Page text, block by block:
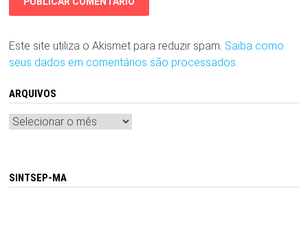
Este site utiliza o Akismet para reduzir spam. Saiba como
seus dados em comentários são processados.
ARQUIVOS
Arquivos
SINTSEP-MA